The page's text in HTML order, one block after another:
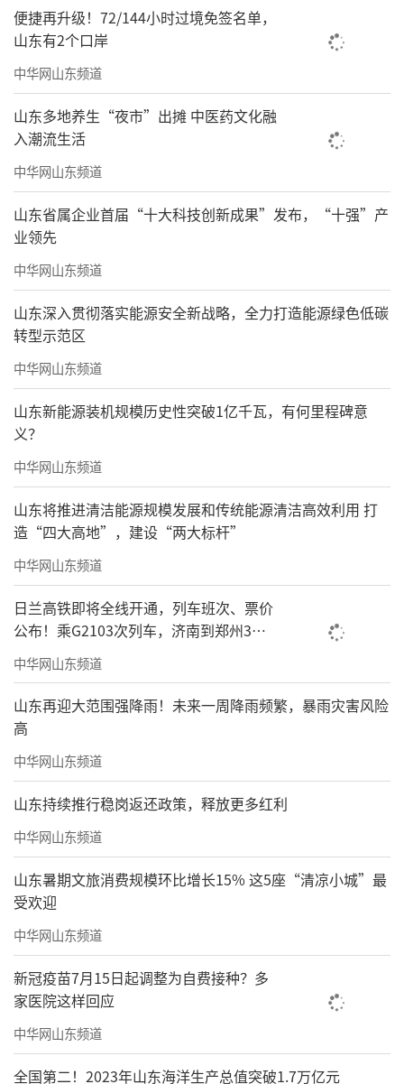
便捷再升级！72/144小时过境免签名单，
山东有2个口岸
中华网山东频道
山东多地养生“夜市”出摊 中医药文化融
入潮流生活
中华网山东频道
山东省属企业首届“十大科技创新成果”发布，“十强”产
业领先
中华网山东频道
山东深入贯彻落实能源安全新战略，全力打造能源绿色低碳
转型示范区
中华网山东频道
山东新能源装机规模历史性突破1亿千瓦，有何里程碑意
义？
中华网山东频道
山东将推进清洁能源规模发展和传统能源清洁高效利用 打
造“四大高地”，建设“两大标杆”
中华网山东频道
日兰高铁即将全线开通，列车班次、票价
公布！乘G2103次列车，济南到郑州3小
时到达
中华网山东频道
山东再迎大范围强降雨！未来一周降雨频繁，暴雨灾害风险
高
中华网山东频道
山东持续推行稳岗返还政策，释放更多红利
中华网山东频道
山东暑期文旅消费规模环比增长15% 这5座“清凉小城”最
受欢迎
中华网山东频道
新冠疫苗7月15日起调整为自费接种？多
家医院这样回应
中华网山东频道
全国第二！2023年山东海洋生产总值突破1.7万亿元